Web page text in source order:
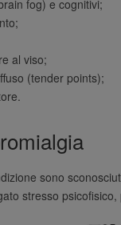
fog) e cognitivi;
al viso;
(tender points);
sono
stresso